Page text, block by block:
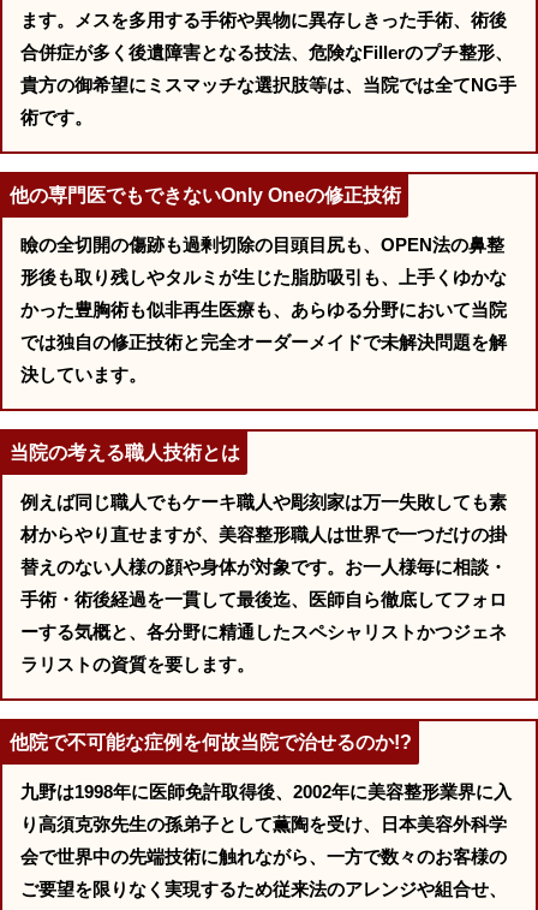
ます。メスを多用する手術や異物に異存しきった手術、術後
合併症が多く後遺障害となる技法、危険なFillerのプチ整形、
貴方の御希望にミスマッチな選択肢等は、当院では全てNG手
術です。
他の専門医でもできないOnly Oneの修正技術
瞼の全切開の傷跡も過剰切除の目頭目尻も、OPEN法の鼻整
形後も取り残しやタルミが生じた脂肪吸引も、上手くゆかな
かった豊胸術も似非再生医療も、あらゆる分野において当院
では独自の修正技術と完全オーダーメイドで未解決問題を解
決しています。
当院の考える職人技術とは
例えば同じ職人でもケーキ職人や彫刻家は万一失敗しても素
材からやり直せますが、美容整形職人は世界で一つだけの掛
替えのない人様の顔や身体が対象です。お一人様毎に相談・
手術・術後経過を一貫して最後迄、医師自ら徹底してフォロ
ーする気概と、各分野に精通したスペシャリストかつジェネ
ラリストの資質を要します。
他院で不可能な症例を何故当院で治せるのか!?
九野は1998年に医師免許取得後、2002年に美容整形業界に入
り高須克弥先生の孫弟子として薫陶を受け、日本美容外科学
会で世界中の先端技術に触れながら、一方で数々のお客様の
ご要望を限りなく実現するため従来法のアレンジや組合せ、